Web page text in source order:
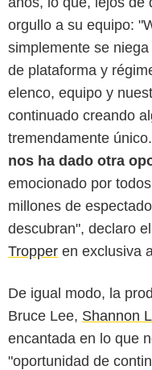
orgullo a su equipo:
simplemente se
de plataforma y
elenco, equipo y
continuado creando
tremendamente
nos ha dado otra
emocionado por
millones de
descubran", declaro
Tropper en exclusiva a
De igual modo, la
Bruce Lee, Shannon
encantada en lo que
"oportunidad de